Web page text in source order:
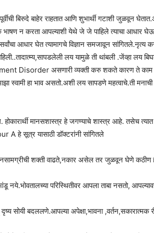
बिरुदे बाहेर राहतात आणि शुभार्थी गटाशी जुळवून
भाषण न करता आपल्याशी येथे जे जे पाहिले त्याचा आधार
आधार घेत त्यामागचे विज्ञान समजावून सांगितले.नृत्य
लय यामुळे ती थांबली .जेंव्हा लय
Disorder असणारी व्यक्ती करु शकते कारण ते काम
स्वामी हा भाव असतो.अशी लय सापडणे महत्वाचे.ती
होकारार्थी मानसशास्त्र हे जगण्याचे शास्त्र आहे. तसेच
A हे सूत्र यासाठी डॉक्टरांनी सांगितले
शक्ती वाढते,नकार असेल तर जुळवून घेणे कठीण
नये.भोवतालच्या परिस्थितीवर आपला ताबा नसतो,
सोयी बदललणे.आपल्या अपेक्षा,भावना ,वर्तन,सकारात्मक